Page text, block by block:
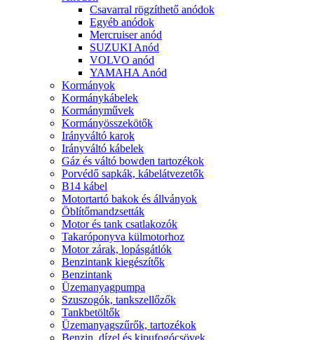
Csavarral rögzíthető anódok
Egyéb anódok
Mercruiser anód
SUZUKI Anód
VOLVO anód
YAMAHA Anód
Kormányok
Kormánykábelek
Kormányművek
Kormányösszekötők
Irányváltó karok
Irányváltó kábelek
Gáz és váltó bowden tartozékok
Porvédő sapkák, kábelátvezetők
B14 kábel
Motortartó bakok és állványok
Öblítőmandzsetták
Motor és tank csatlakozók
Takaróponyva külmotorhoz
Motor zárak, lopásgátlók
Benzintank kiegészítők
Benzintank
Üzemanyagpumpa
Szuszogók, tankszellőzők
Tankbetöltők
Üzemanyagszűrők, tartozékok
Benzin, dízel és kipufogócsövek